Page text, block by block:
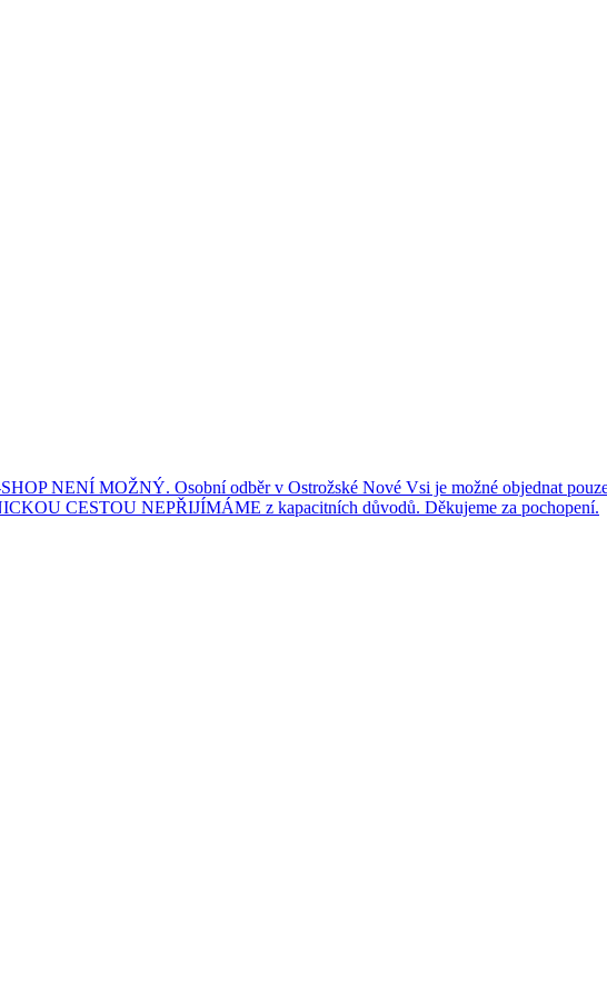
NENÍ MOŽNÝ. Osobní odběr v Ostrožské Nové Vsi je možné objednat pouze
CESTOU NEPŘIJÍMÁME z kapacitních důvodů. Děkujeme za pochopení.